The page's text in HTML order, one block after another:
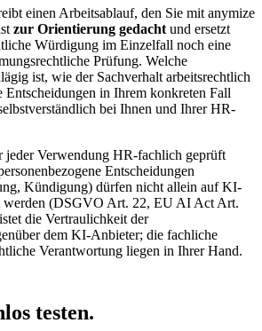
einen Arbeitsablauf, den Sie mit anymize
zur Orientierung gedacht und ersetzt
Würdigung im Einzelfall noch eine
Prüfung. Welche
ist, wie der Sachverhalt arbeitsrechtlich
Entscheidungen in Ihrem konkreten Fall
bei Ihnen und Ihrer HR-
jeder Verwendung HR-fachlich geprüft
Entscheidungen
Kündigung) dürfen nicht allein auf KI-
werden (DSGVO Art. 22, EU AI Act Art.
die Vertraulichkeit der
dem KI-Anbieter; die fachliche
Verantwortung liegen in Ihrer Hand.
testen.